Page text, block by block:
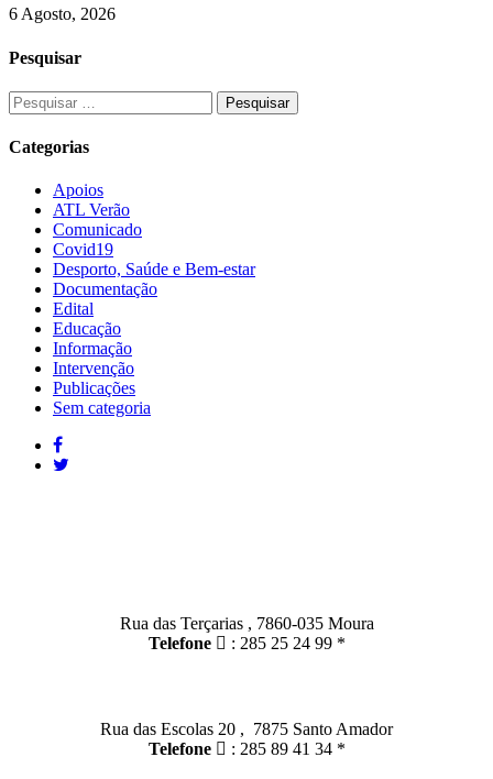
6 Agosto, 2026
Pesquisar
Categorias
Apoios
ATL Verão
Comunicado
Covid19
Desporto, Saúde e Bem-estar
Documentação
Edital
Educação
Informação
Intervenção
Publicações
Sem categoria
Rua das Terçarias , 7860-035 Moura
Telefone
: 285 25 24 99 *
Rua das Escolas 20 , 7875 Santo Amador
Telefone
: 285 89 41 34 *